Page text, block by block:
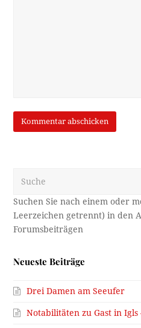
Neueste Beiträge
Drei Damen am Seeufer
Notabilitäten zu Gast in Igls